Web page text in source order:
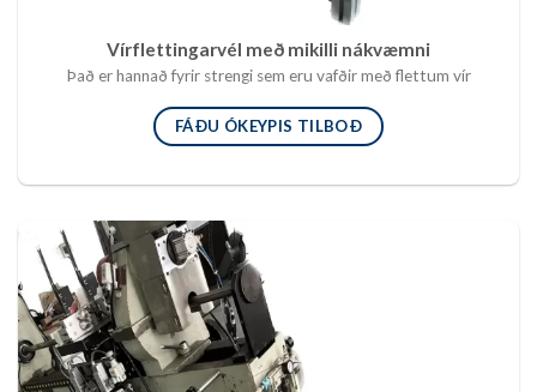
Vírflettingarvél með mikilli nákvæmni
Það er hannað fyrir strengi sem eru vafðir með flettum vír
FÁÐU ÓKEYPIS TILBOÐ